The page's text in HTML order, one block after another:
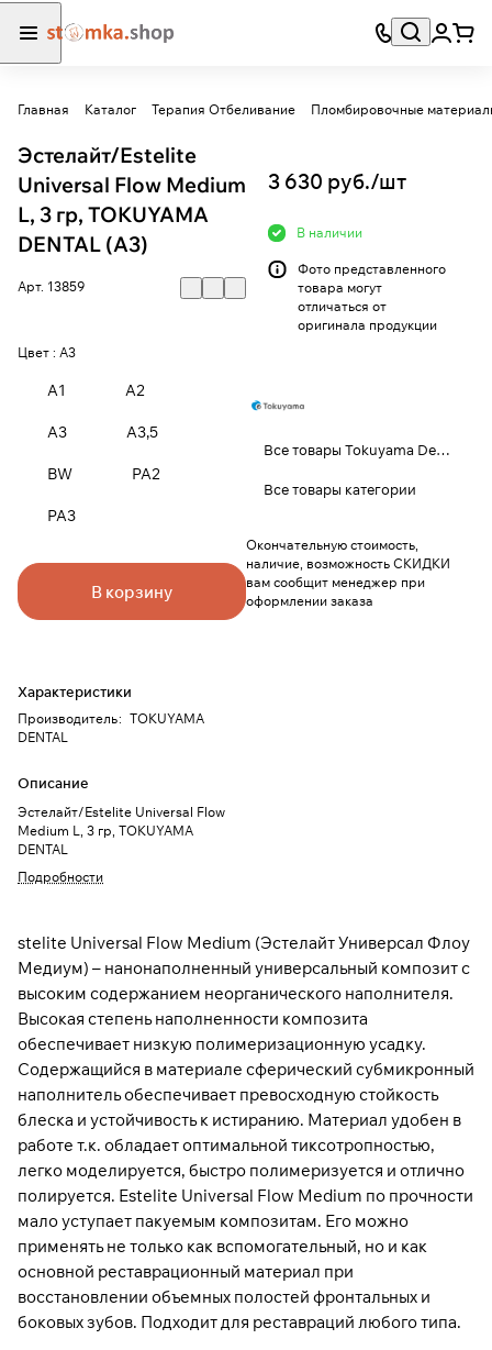
Главная Каталог Терапия Отбеливание Пломбировочные
Эстелайт/Estelite
Universal Flow Medium
L, 3 гр, TOKUYAMA
DENTAL (A3)
Арт. 13859
Цвет : A3
A1 A2
A3 A3,5
BW PA2
PA3
В корзину
Характеристики
Производитель: TOKUYAMA
DENTAL
Описание
Эстелайт/Estelite Universal Flow
Medium L, 3 гр, TOKUYAMA
DENTAL
Подробности
3 630 руб./шт
В наличии
Фото представленного
товара могут
отличаться от
оригинала продукции
Все товары Tokuyama Dental
Все товары категории
Окончательную стоимость,
наличие, возможность СКИДКИ
вам сообщит менеджер при
оформлении заказа
stelite Universal Flow Medium (Эстелайт Универсал Флоу
Медиум) – нанонаполненный универсальный композит с
высоким содержанием неорганического наполнителя.
Высокая степень наполненности композита
обеспечивает низкую полимеризационную усадку.
Содержащийся в материале сферический субмикронный
наполнитель обеспечивает превосходную стойкость
блеска и устойчивость к истиранию. Материал удобен в
работе т.к. обладает оптимальной тиксотропностью,
легко моделируется, быстро полимеризуется и отлично
полируется. Estelite Universal Flow Medium по прочности
мало уступает пакуемым композитам. Его можно
применять не только как вспомогательный, но и как
основной реставрационный материал при
восстановлении объемных полостей фронтальных и
боковых зубов. Подходит для реставраций любого типа.